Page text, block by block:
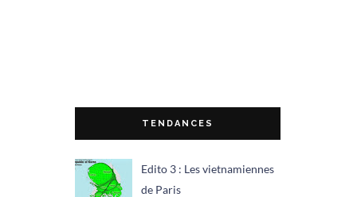
TENDANCES
Edito 3 : Les vietnamiennes
de Paris